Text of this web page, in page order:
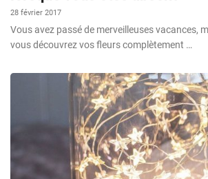
28 février 2017
Vous avez passé de merveilleuses vacances,
vous découvrez vos fleurs complètement …